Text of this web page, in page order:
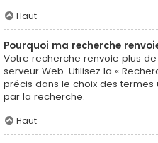
Haut
Pourquoi ma recherche
Votre recherche renvoie plus
serveur Web. Utilisez la «
précis dans le choix des
par la recherche.
Haut